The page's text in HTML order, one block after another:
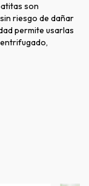
son
riesgo de dañar
permite usarlas